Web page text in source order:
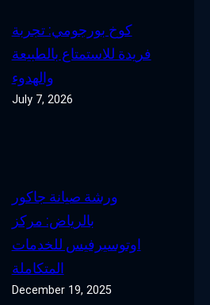
كوخ بورجومي: تجربة
فريدة للاستمتاع بالطبيعة
والهدوء
July 7, 2026
ورشة صيانة جاكور
بالرياض: مركز
اوتوسيرفيس للخدمات
المتكاملة
December 19, 2025